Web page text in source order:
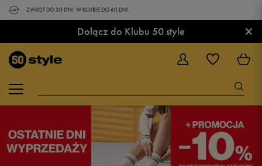
ZWROT DO 30 DNI. W KLUBIE DO 60 DNI.
Dołącz do Klubu 50 style ×